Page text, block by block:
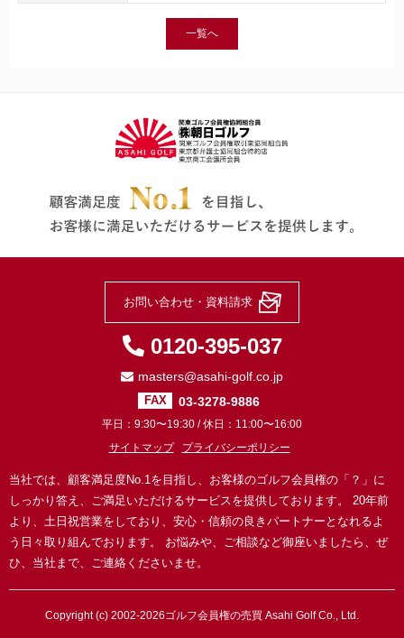
一覧へ
当社では、顧客満足度No.1を目指し、お客様のゴルフ会員権の「？」に
しっかり答え、ご満足いただけるサービスを提供しております。
20年前
より、土日祝営業をしており、安心・信頼の良きパートナーとなれるよ
う日々取り組んでおります。
お悩みや、ご相談など御座いましたら、ぜ
ひ、当社まで、ご連絡くださいませ。
お問い合わせ・資料請求
0120-395-037
masters@asahi-golf.co.jp
FAX 03-3278-9886
平日：9:30〜19:30 / 休日：11:00〜16:00
サイトマップ
プライバシーポリシー
Copyright (c) 2002-2026ゴルフ会員権の売買 Asahi Golf Co., Ltd.